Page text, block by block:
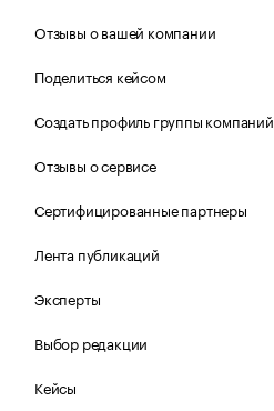
Отзывы о вашей компании
Поделиться кейсом
Создать профиль группы компаний
Отзывы о сервисе
Сертифицированные партнеры
Лента публикаций
Эксперты
Выбор редакции
Кейсы